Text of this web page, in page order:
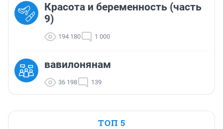
Красота и беременность (часть
9)
194 180 1 000
вавилонянам
36 198 139
ТОП 5